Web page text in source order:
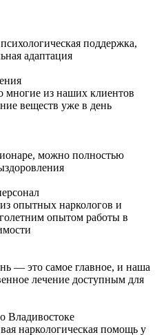
поддержка,
адаптация
из наших клиентов
веществ уже в день
можно полностью
опытных наркологов и
опытом работы в
— это самое главное, и наша
лечение доступным для
Владивостоке
наркологическая помощь у